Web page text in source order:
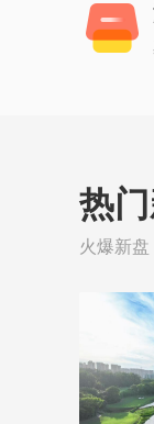
热
火爆新